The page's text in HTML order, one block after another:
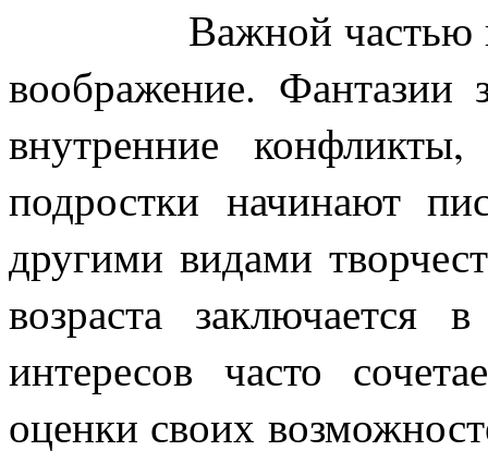
Важной частью
воображение. Фантазии
внутренние
подростки начинают
другими видами
возраста заключается
интересов часто
оценки своих